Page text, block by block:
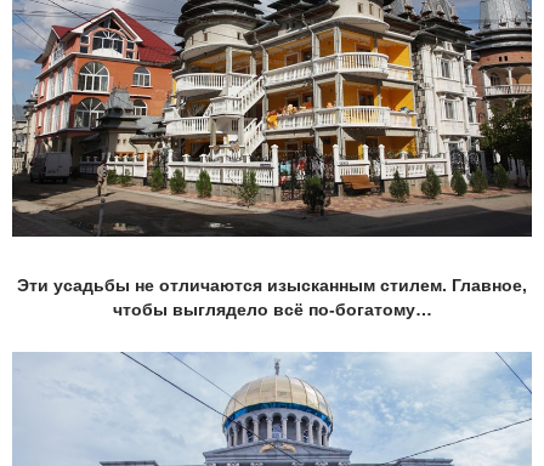
Эти усадьбы не отличаются изысканным стилем. Главное,
чтобы выглядело всё по-богатому…